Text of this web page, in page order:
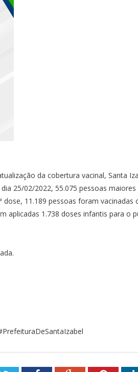
da cobertura vacinal, Santa
25/02/2022, 55.075 pessoas
dose, 11.189 pessoas foram vacinadas
aplicadas 1.738 doses infantis para o